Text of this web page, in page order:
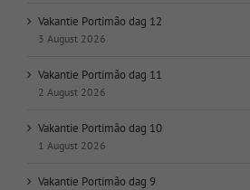
Vakantie Portimão dag 12
3 August 2026
Vakantie Portimão dag 11
2 August 2026
Vakantie Portimão dag 10
1 August 2026
Vakantie Portimão dag 9